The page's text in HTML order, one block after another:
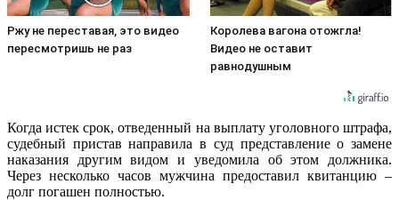
Ржу не переставая, это видео
пересмотришь не раз
Королева вагона отожгла!
Видео не оставит
равнодушным
Когда истек срок, отведенный на выплату уголовного штрафа,
судебный пристав направила в суд представление о замене
наказания другим видом и уведомила об этом должника.
Через несколько часов мужчина предоставил квитанцию –
долг погашен полностью.